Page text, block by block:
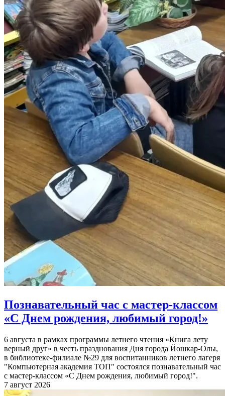
Познавательный час с мастер-классом
«С Днем рождения, любимый город!»
6 августа в рамках программы летнего чтения «Книга лету
верный друг» в честь празднования Дня города Йошкар-Олы,
в библиотеке-филиале №29 для воспитанников летнего лагеря
"Компьютерная академия ТОП" состоялся познавательный час
с мастер-классом «С Днем рождения, любимый город!".
7 август 2026